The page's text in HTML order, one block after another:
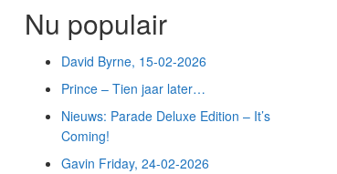
Nu populair
David Byrne, 15-02-2026
Prince – Tien jaar later…
Nieuws: Parade Deluxe Edition – It’s
Coming!
Gavin Friday, 24-02-2026